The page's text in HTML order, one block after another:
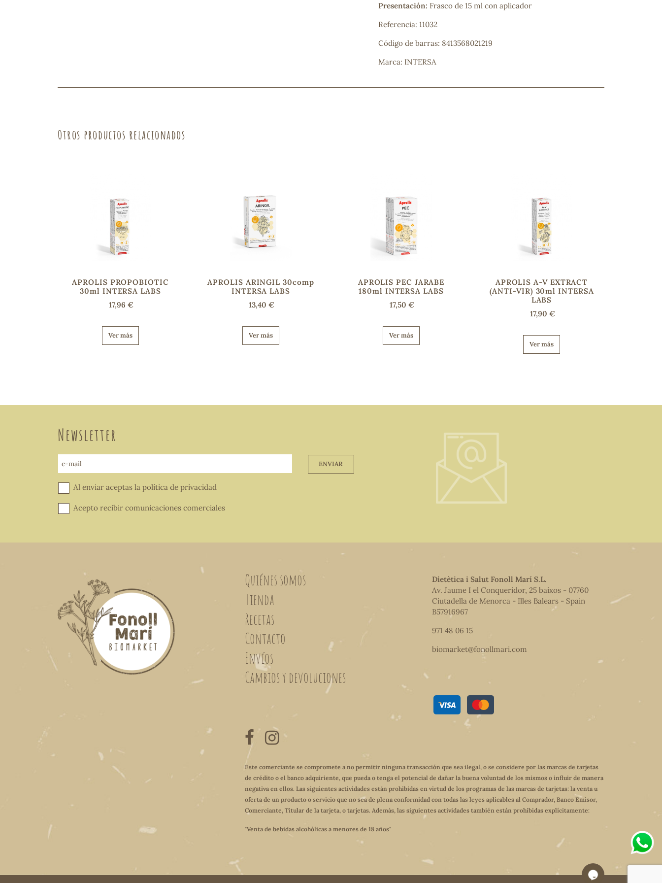
Presentación: Frasco de 15 ml con aplicador
Referencia: 11032
Código de barras: 8413568021219
Marca: INTERSA
Otros productos relacionados
APROLIS PROPOBIOTIC
30ml INTERSA LABS
17,96 €
Ver más
APROLIS ARINGIL 30comp
INTERSA LABS
13,40 €
Ver más
APROLIS PEC JARABE
180ml INTERSA LABS
17,50 €
Ver más
APROLIS A-V EXTRACT
(ANTI-VIR) 30ml INTERSA
LABS
17,90 €
Ver más
Newsletter
e-mail ENVIAR
Al enviar aceptas la política de privacidad
Acepto recibir comunicaciones comerciales
Quiénes somos
Tienda
Recetas
Contacto
Envíos
Cambios y devoluciones
Dietètica i Salut Fonoll Marí S.L.
Av. Jaume I el Conqueridor, 25 baixos - 07760
Ciutadella de Menorca - Illes Balears - Spain
B57916967
971 48 06 15
biomarket@fonollmari.com
Este comerciante se compromete a no permitir ninguna transacción que sea ilegal, o se considere por las marcas de tarjetas
de crédito o el banco adquiriente, que pueda o tenga el potencial de dañar la buena voluntad de los mismos o influir de manera
negativa en ellos. Las siguientes actividades están prohibidas en virtud de los programas de las marcas de tarjetas: la venta u
oferta de un producto o servicio que no sea de plena conformidad con todas las leyes aplicables al Comprador, Banco Emisor,
Comerciante, Titular de la tarjeta, o tarjetas. Además, las siguientes actividades también están prohibidas explícitamente:
"Venta de bebidas alcohólicas a menores de 18 años"